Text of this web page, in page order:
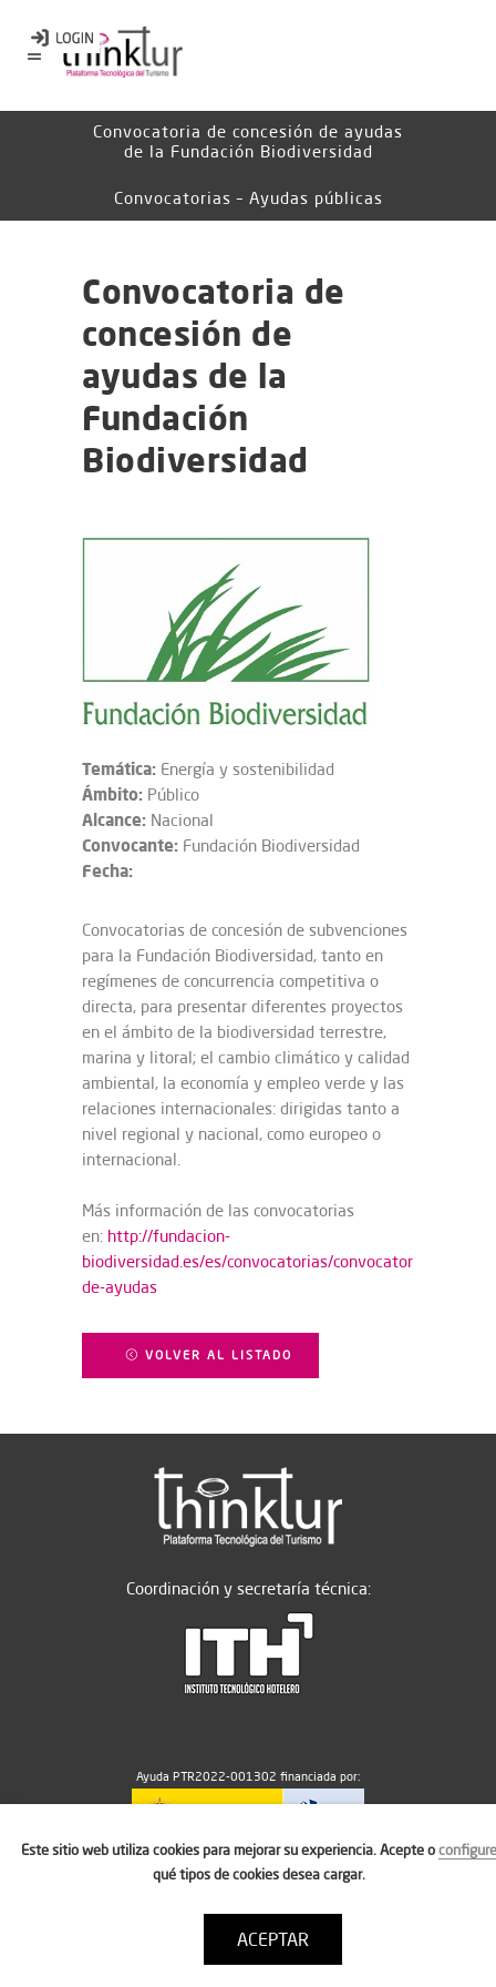
Convocatoria de concesión de ayudas
de la Fundación Biodiversidad
Convocatorias – Ayudas públicas
Convocatoria de
concesión de
ayudas de la
Fundación
Biodiversidad
Temática: Energía y sostenibilidad
Ámbito: Público
Alcance: Nacional
Convocante: Fundación Biodiversidad
Fecha:
Convocatorias de concesión de subvenciones
para la Fundación Biodiversidad, tanto en
regímenes de concurrencia competitiva o
directa, para presentar diferentes proyectos
en el ámbito de la biodiversidad terrestre,
marina y litoral; el cambio climático y calidad
ambiental, la economía y empleo verde y las
relaciones internacionales: dirigidas tanto a
nivel regional y nacional, como europeo o
internacional.
Más información de las convocatorias
en: http://fundacion-
biodiversidad.es/es/convocatorias/convocatorias-
de-ayudas
VOLVER AL LISTADO
Coordinación y secretaría técnica:
Ayuda PTR2022-001302 financiada por:
MICIU/AEI/10.13039/501100011033
Política de cookies
Condiciones de uso
Este sitio web utiliza cookies para mejorar su experiencia. Acepte oconfigure
qué tipos de cookies desea cargar.
ACEPTAR